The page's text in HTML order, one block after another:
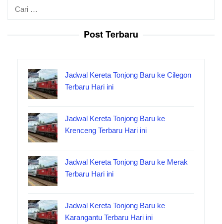
Post Terbaru
Jadwal Kereta Tonjong Baru ke Cilegon
Terbaru Hari ini
Jadwal Kereta Tonjong Baru ke
Krenceng Terbaru Hari ini
Jadwal Kereta Tonjong Baru ke Merak
Terbaru Hari ini
Jadwal Kereta Tonjong Baru ke
Karangantu Terbaru Hari ini